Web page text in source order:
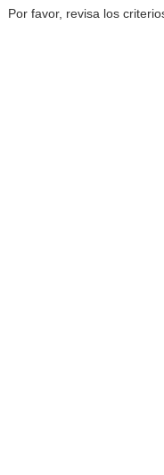
Por favor, revisa los